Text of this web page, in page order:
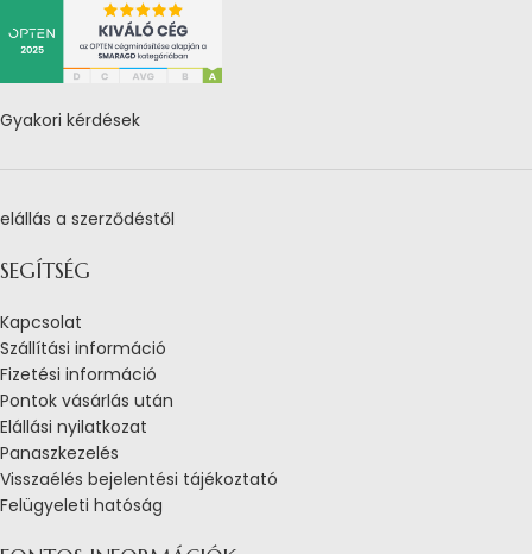
Gyakori kérdések
elállás a szerződéstől
SEGÍTSÉG
Kapcsolat
Szállítási információ
Fizetési információ
Pontok vásárlás után
Elállási nyilatkozat
Panaszkezelés
Visszaélés bejelentési tájékoztató
Felügyeleti hatóság